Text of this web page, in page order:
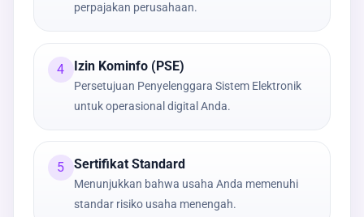
perpajakan perusahaan.
4 Izin Kominfo (PSE)
Persetujuan Penyelenggara Sistem Elektronik
untuk operasional digital Anda.
5 Sertifikat Standard
Menunjukkan bahwa usaha Anda memenuhi
standar risiko usaha menengah.